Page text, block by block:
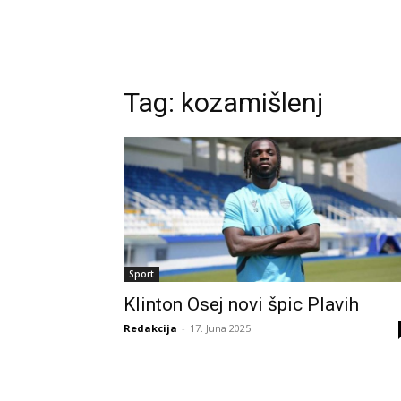
Tag: kozamišlenj
Sport
Klinton Osej novi špic Plavih
Redakcija - 17. Juna 2025.